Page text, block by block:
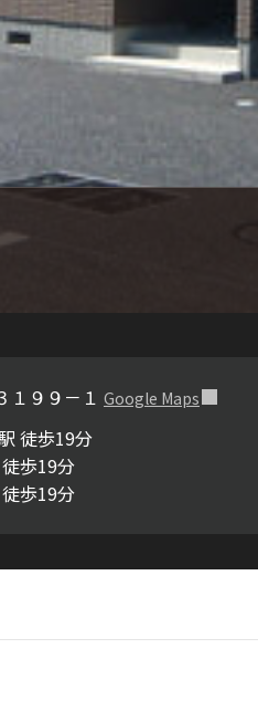
１９９－１ Google Maps
徒歩19分
歩19分
歩19分